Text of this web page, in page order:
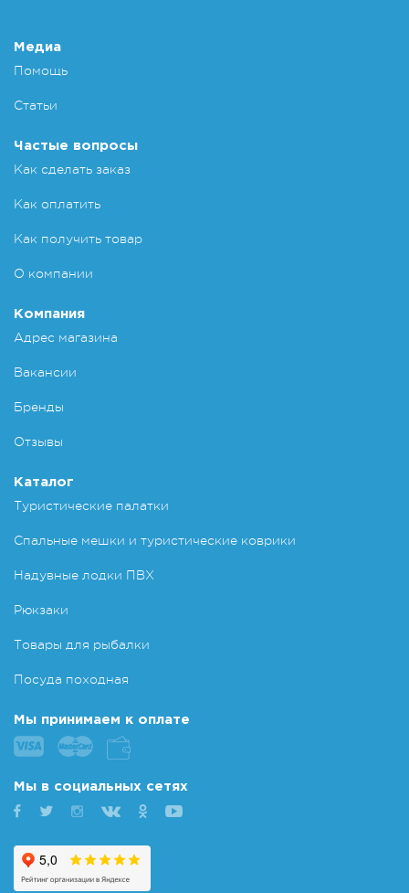
Медиа
Помощь
Статьи
Частые вопросы
Как сделать заказ
Как оплатить
Как получить товар
О компании
Компания
Адрес магазина
Вакансии
Бренды
Отзывы
Каталог
Туристические палатки
Спальные мешки и туристические коврики
Надувные лодки ПВХ
Рюкзаки
Товары для рыбалки
Посуда походная
Мы принимаем к оплате
Мы в социальных сетях